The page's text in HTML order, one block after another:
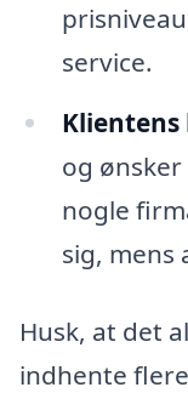
service.
Klientens
og
nogle
sig, mens
Husk, at det
indhente